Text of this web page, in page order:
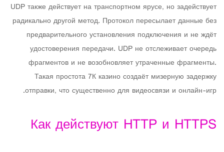
UDP также действует на транспортном ярусе, но задействует
радикально другой метод. Протокол пересылает данные без
предварительного установления подключения и не ждёт
удостоверения передачи. UDP не отслеживает очередь
фрагментов и не возобновляет утраченные фрагменты.
Такая простота 7К казино создаёт мизерную задержку
отправки, что существенно для видеосвязи и онлайн-игр.
Как действуют HTTP и HTTPS